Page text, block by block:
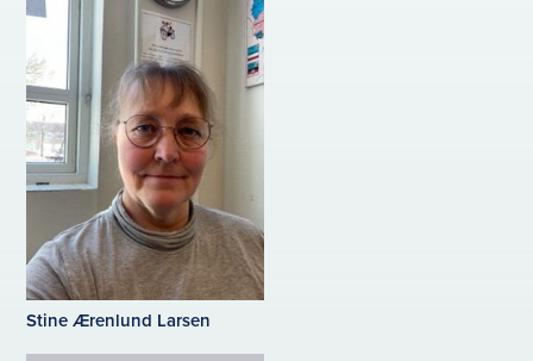
Stine Ærenlund Larsen